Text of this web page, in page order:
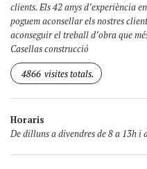
clients. Els 42 anys d’experiència
poguem aconsellar els nostres
aconseguir el treball d’obra que
Casellas construcció
4866 visites totals.
Horaris
De dilluns a divendres de 8 a 13h i